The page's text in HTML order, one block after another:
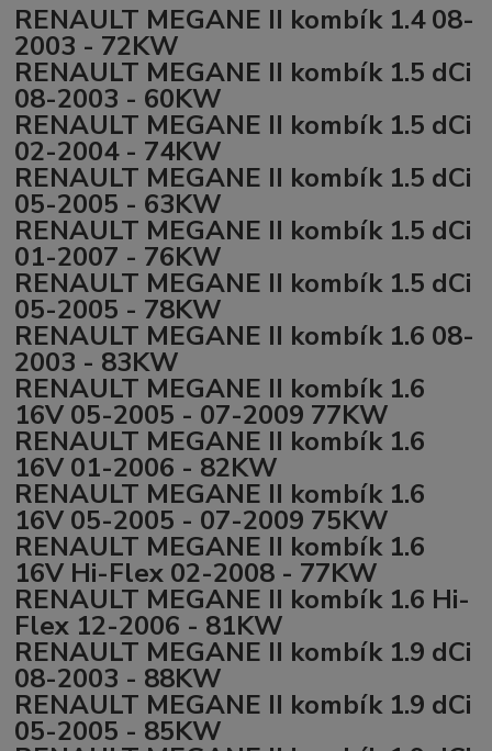
RENAULT MEGANE II kombík 1.4 08-
2003 - 72KW
RENAULT MEGANE II kombík 1.5 dCi
08-2003 - 60KW
RENAULT MEGANE II kombík 1.5 dCi
02-2004 - 74KW
RENAULT MEGANE II kombík 1.5 dCi
05-2005 - 63KW
RENAULT MEGANE II kombík 1.5 dCi
01-2007 - 76KW
RENAULT MEGANE II kombík 1.5 dCi
05-2005 - 78KW
RENAULT MEGANE II kombík 1.6 08-
2003 - 83KW
RENAULT MEGANE II kombík 1.6
16V 05-2005 - 07-2009 77KW
RENAULT MEGANE II kombík 1.6
16V 01-2006 - 82KW
RENAULT MEGANE II kombík 1.6
16V 05-2005 - 07-2009 75KW
RENAULT MEGANE II kombík 1.6
16V Hi-Flex 02-2008 - 77KW
RENAULT MEGANE II kombík 1.6 Hi-
Flex 12-2006 - 81KW
RENAULT MEGANE II kombík 1.9 dCi
08-2003 - 88KW
RENAULT MEGANE II kombík 1.9 dCi
05-2005 - 85KW